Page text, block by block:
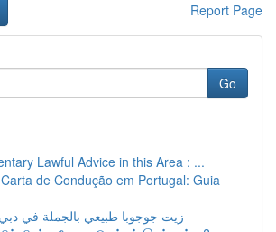
Report Page
Go
Lawful Advice in this Area : ...
de Condução em Portugal: Guia
زيت جوجوبا طبيعي بالجملة في